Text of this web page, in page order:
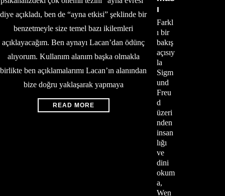
diye açıkladı, ben de “ayna etkisi” şeklinde bir
benzetmeyle size temel bazı ikilemleri
açıklayacağım. Ben aynayı Lacan’dan ödünç
alıyorum. Kullanım alanım başka olmakla
birlikte ben açıklamalarımı Lacan’ın alanından
bize doğru yaklaşarak yapmaya
READ MORE
ı
Farkl
ı bir
bakış
açısıy
la
Sigm
und
Freu
d
üzeri
nden
insan
lığı
ve
dini
okum
a,
Wen